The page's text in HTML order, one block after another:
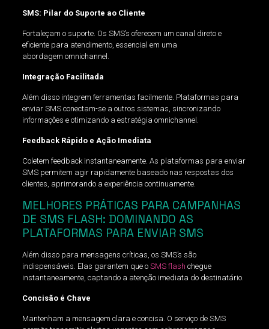
SMS: Pilar do Suporte ao Cliente
Fortaleçam o suporte. Os SMS’s oferecem um canal direto e
eficiente para atendimento, essencial em uma
abordagem omnichannel.
Integração Facilitada
Além disso integrem ferramentas facilmente. Plataformas para
enviar SMS conectam-se a outros sistemas, sincronizando
informações e otimizando a estratégia omnichannel.
Feedback Rápido e Ação Imediata
Coletem feedback instantaneamente. As plataformas para enviar
SMS permitem agir rapidamente baseado nas respostas dos
clientes, aprimorando a experiência continuamente.
MELHORES PRÁTICAS PARA CAMPANHAS
DE SMS FLASH: DOMINANDO AS
PLATAFORMAS PARA ENVIAR SMS
Além disso para mensagens críticas, os SMS’s são
indispensáveis. Elas garantem que o SMS flash chegue
instantaneamente, captando a atenção imediata do destinatário.
Concisão é Chave
Mantenham a mensagem clara e concisa. O serviço de SMS